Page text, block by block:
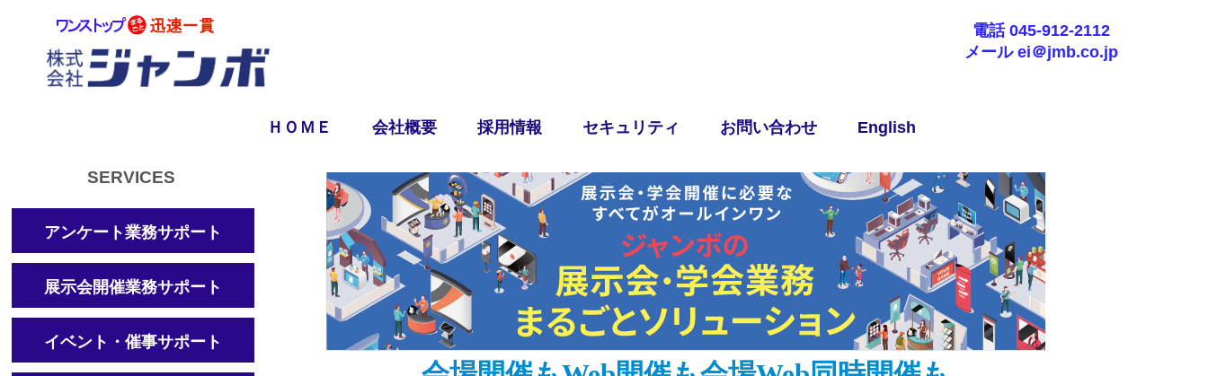
電話 045-912-2112
メール ei＠jmb.co.jp
ＨＯＭＥ 会社概要 採用情報 セキュリティ お問い合わせ English
SERVICES
アンケート業務サポート
展示会開催業務サポート
イベント・催事サポート